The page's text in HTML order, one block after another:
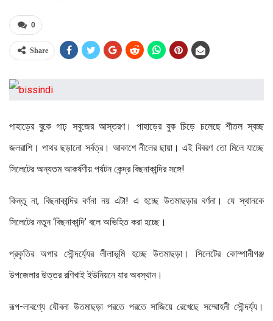
0
Share
পাহাড়ের বুকে গাঢ় সবুজের আস্তরণ। পাহাড়ের বুক চিড়ে চলেছে শীতল স্বচ্ছ
জলরাশি। পাথর ছড়ানো সর্বত্র। আকাশে নীলের ছায়া। এই বিবরণ তো মিলে যাচ্ছে
সিলেটের অন্যতম আকর্ষণীয় পর্যটন কেন্দ্র বিছনাকান্দির সঙ্গে!
কিন্তু না, বিছনাকান্দির বর্ণনা নয় এটা! এ হচ্ছে উতমাছড়ার বর্ণনা। যে স্থানকে
সিলেটের নতুন ‘বিছনাকান্দি’ বলে অভিহিত করা হচ্ছে।
প্রকৃতির অপার সৌন্দর্য্যের লীলাভূমি হচ্ছে উতমাছড়া। সিলেটের কোম্পানীগঞ্জ
উপজেলার উত্তর রণিখাই ইউনিয়নে যার অবস্থান।
রূপ-লাবণ্যে যৌবনা উতমাছড়া পরতে পরতে সাজিয়ে রেখেছে সম্মোহনী সৌন্দর্য্য।